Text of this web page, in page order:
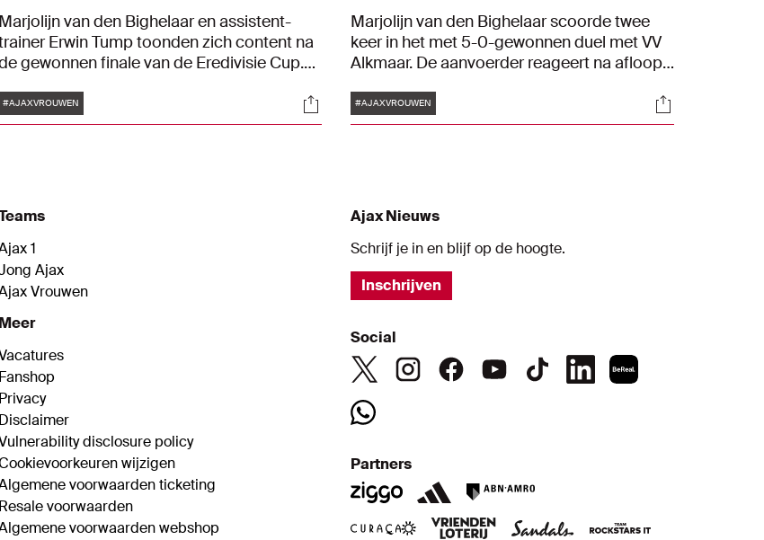
Marjolijn van den Bighelaar en assistent-
Erwin Tump toonden zich content na
gewonnen finale van de Eredivisie Cup.
van het seizoen door een 3-2-zege op
FC Twente.
#AJAXVROUWEN Socials
Marjolijn van den Bighelaar scoorde twee
keer in het met 5-0-gewonnen duel met VV
Alkmaar. De aanvoerder reageert na afloop
Tags
#AJAXVROUWEN Socials
1
Ajax
Vrouwen
Meer
Fanshop
Privacy
Disclaimer
disclosure policy
wijzigen
voorwaarden ticketing
Resale voorwaarden
voorwaarden webshop
Ajax Nieuws
Schrijf je in en blijf op de hoogte.
Inschrijven
Social
Partners